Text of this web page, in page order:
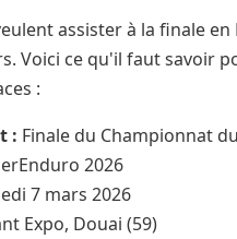
assister à la finale en
Voici ce qu'il faut savoir
:
: Finale du Championnat
2026
7 mars 2026
Expo, Douai (59)